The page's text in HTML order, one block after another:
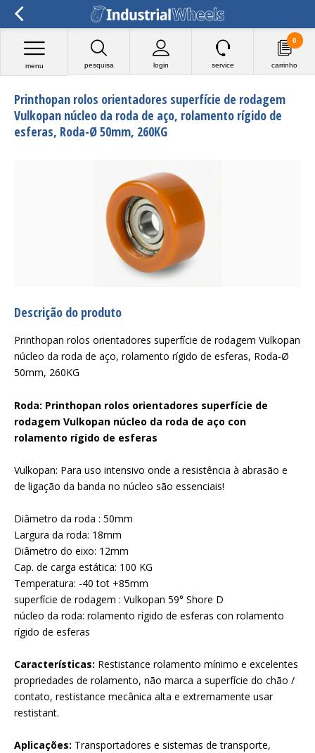
pesquisa login
menu service carrinho
0
Printhopan rolos orientadores superfície de rodagem
Vulkopan núcleo da roda de aço, rolamento rígido de
esferas, Roda-Ø 50mm, 260KG
Descrição do produto
Printhopan rolos orientadores superfície de rodagem Vulkopan
núcleo da roda de aço, rolamento rígido de esferas, Roda-Ø
50mm, 260KG
Roda: Printhopan rolos orientadores superfície de
rodagem Vulkopan núcleo da roda de aço con
rolamento rígido de esferas
Vulkopan: Para uso intensivo onde a resistência à abrasão e
de ligação da banda no núcleo são essenciais!
Diâmetro da roda : 50mm
Largura da roda: 18mm
Diâmetro do eixo: 12mm
Cap. de carga estática: 100 KG
Temperatura: -40 tot +85mm
superfície de rodagem : Vulkopan 59° Shore D
núcleo da roda: rolamento rígido de esferas con rolamento
rígido de esferas
Características: Restistance rolamento mínimo e excelentes
propriedades de rolamento, não marca a superfície do chão /
contato, restistance mecânica alta e extremamente usar
restistant.
Aplicações: Transportadores e sistemas de transporte,